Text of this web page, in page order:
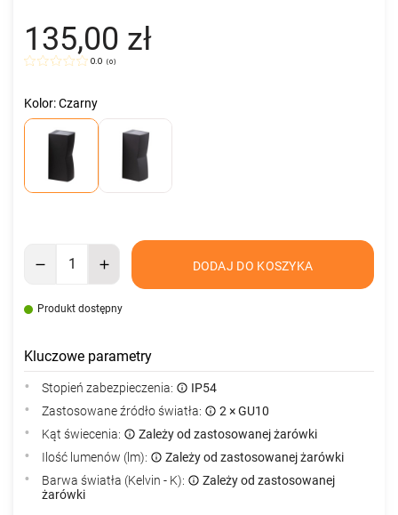
135,00 zł
0.0 (0)
Kolor: Czarny
DODAJ DO KOSZYKA
Produkt dostępny
Kluczowe parametry
Stopień zabezpieczenia:
IP54
Zastosowane źródło światła:
2 × GU10
Kąt świecenia:
Zależy od zastosowanej żarówki
Ilość lumenów (lm):
Zależy od zastosowanej żarówki
Barwa światła (Kelvin - K):
Zależy od zastosowanej
żarówki